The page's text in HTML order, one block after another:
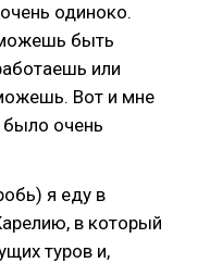
одиноко.
быть
или
Вот и мне
очень
я еду в
в который
туров и,